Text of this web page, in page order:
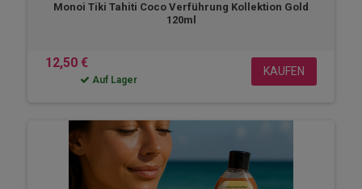
Monoi Tiki Tahiti Coco Verführung Kollektion Gold
120ml
12,50 €
Auf Lager
KAUFEN